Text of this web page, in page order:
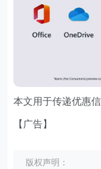
本文用于传递优惠
【广告】
版权声明：